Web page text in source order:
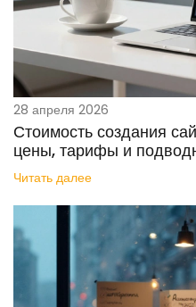
28 апреля 2026
Стоимость создания
цены, тарифы и
Читать далее